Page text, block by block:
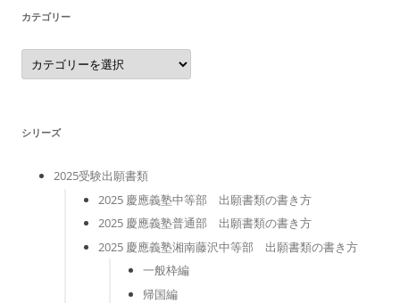
カテゴリー
カ
テ
ゴ
シリーズ
2025受験出願書類
2025 慶應義塾中等部 出願書類の書き方
2025 慶應義塾普通部 出願書類の書き方
2025 慶應義塾湘南藤沢中等部 出願書類の書き方
一般枠編
帰国編